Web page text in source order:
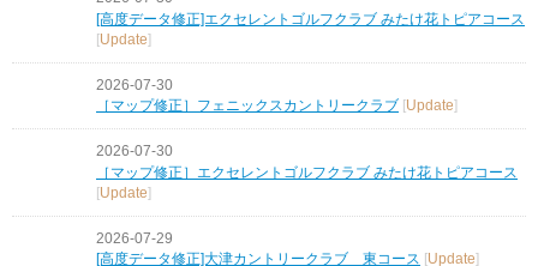
[高度データ修正]エクセレントゴルフクラブ みたけ花トピアコース
[Update]
2026-07-30
［マップ修正］フェニックスカントリークラブ
Update
2026-07-30
［マップ修正］エクセレントゴルフクラブ みたけ花トピアコース
[Update]
2026-07-29
[高度データ修正]大津カントリークラブ 東コース [Update]